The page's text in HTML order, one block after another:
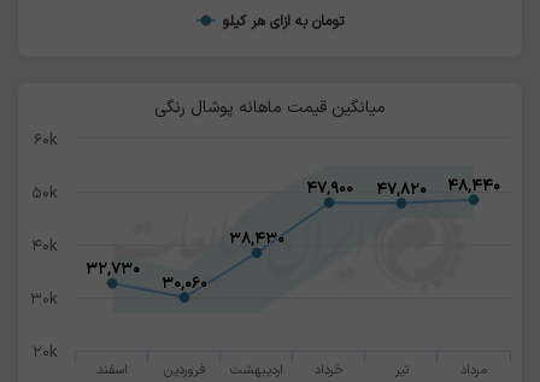
تومان به ازای هر کیلو
میانگین قیمت ماهانه پوشال رنگی
۳۲,۷۳۰
۳۲,۷۳۰
۳۰,۰۶۰
۳۰,۰۶۰
۳۸,۴۳۰
۳۸,۴۳۰
۴۷,۹۰۰
۴۷,۹۰۰ ۴۷,۸۲۰
۴۷,۸۲۰ ۴۸,۴۴۰
۴۸,۴۴۰
اسفند فروردین اردیبهشت خرداد تیر مرداد
۲۰k
۳۰k
۴۰k
۵۰k
۶۰k